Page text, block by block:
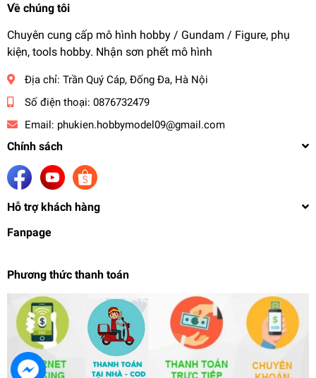
Về chúng tôi
Chuyên cung cấp mô hình hobby / Gundam / Figure, phụ
kiện, tools hobby. Nhận sơn phết mô hình
Địa chỉ: Trần Quý Cáp, Đống Đa, Hà Nội
Số điện thoại: 0876732479
Email: phukien.hobbymodel09@gmail.com
Chính sách
Hỗ trợ khách hàng
Fanpage
Phương thức thanh toán